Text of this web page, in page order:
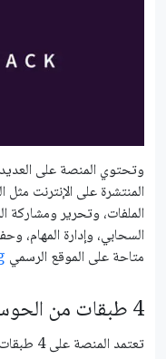
وتحتوي المنصة على العديد
المنتشرة على الإنترنت مثل
الملفات، وتحرير ومشاركة
السحابي، وإدارة المهام،
متاحة على الموقع الرسمي
4 طبقات من الحوسبة اللامركزية
تعتمد المنصة على 4 طبقات من الحوسبة اللامركزية: